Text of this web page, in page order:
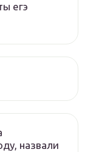
егэ
назвали